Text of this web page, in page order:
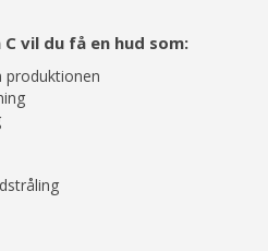
vil du få en hud som:
produktionen